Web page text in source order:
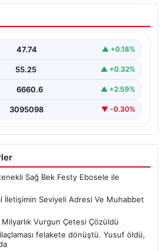
Dijital İletişimin Seviyeli
Deneyimi
barındırmaktadır. Halen
47.74 ▲ +0.18%
55.25 ▲ +0.32%
6660.6 ▲ +2.59%
3095098 ▼ -0.30%
Sağ Bek Festy Ebosele ile
İletişimin Seviyeli Adresi Ve Muhabbet
Milyarlık Vurgun Çetesi Çözüldü
felakete dönüştü. Yusuf öldü,